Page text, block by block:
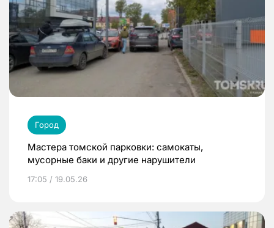
Город
Мастера томской парковки: самокаты,
мусорные баки и другие нарушители
17:05 / 19.05.26